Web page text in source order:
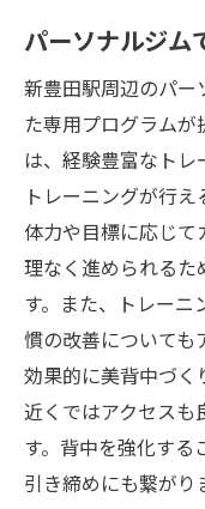
パーソナルジム
新豊田駅周辺のパー
た専用プログラム
は、経験豊富なト
トレーニングが行
体力や目標に応じ
理なく進められる
す。また、トレーニ
慣の改善についても
効果的に美背中づく
近くではアクセスも
す。背中を強化する
引き締めにも繋がり